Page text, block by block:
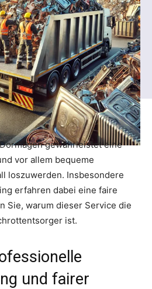
gewährleistet eine
vor allem bequeme
loszuwerden. Insbesondere
erfahren dabei eine faire
Sie, warum dieser Service die
ist.
und fairer